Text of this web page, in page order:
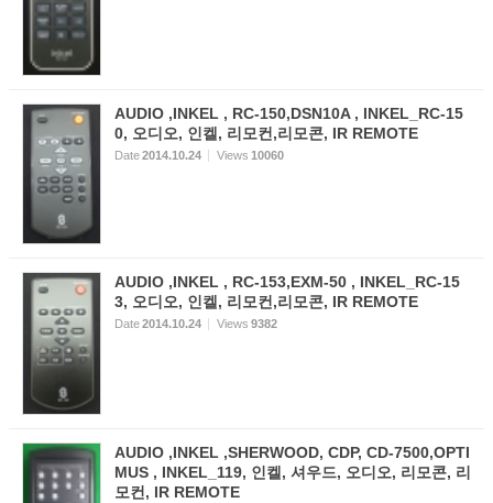
AUDIO ,INKEL , RC-150,DSN10A , INKEL_RC-15
0, 오디오, 인켈, 리모컨,리모콘, IR REMOTE
Date2014.10.24 Views 10060
AUDIO ,INKEL , RC-153,EXM-50 , INKEL_RC-15
3, 오디오, 인켈, 리모컨,리모콘, IR REMOTE
Date2014.10.24 Views 9382
AUDIO ,INKEL ,SHERWOOD, CDP, CD-7500,OPTI
MUS , INKEL_119, 인켈, 셔우드, 오디오, 리모콘, 리
모컨, IR REMOTE